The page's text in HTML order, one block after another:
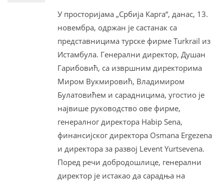
У просторијама „Србија Карга“, данас, 13.
новембра, одржан је састанак са
представницима турске фирме Turkrail из
Истамбула. Генерални директор, Душан
Гарибовић, са извршним директорима
Миром Вукмировић, Владимиром
Булатовићем и сарадницима, угостио је
највише руководство ове фирме,
генералног директора Habip Sena,
финансијског директора Osmana Ergezena
и директора за развој Levent Yurtsevena.
Поред речи добродошлице, генерални
директор је истакао да сарадња на